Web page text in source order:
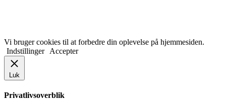
Vi bruger cookies til at forbedre din oplevelse på hjemmesiden.
Indstillinger
Accepter
Luk
Privatlivsoverblik